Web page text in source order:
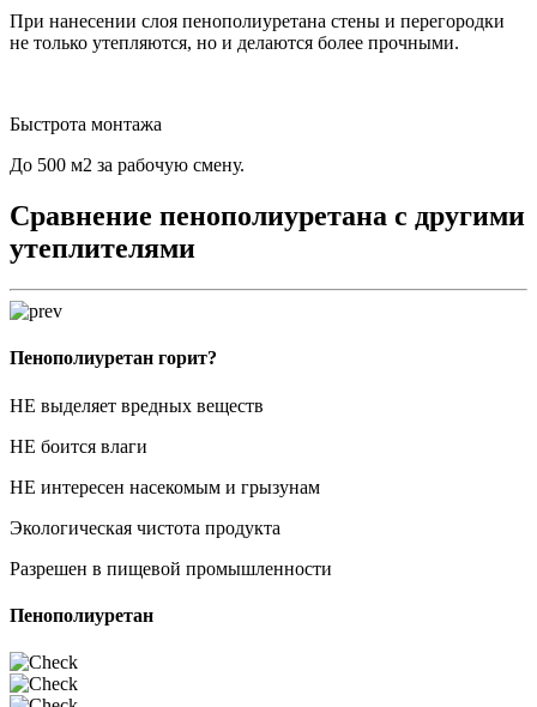
При нанесении слоя пенополиуретана стены и перегородки
не только утепляются, но и делаются более прочными.
Быстрота монтажа
До 500 м2 за рабочую смену.
Сравнение пенополиуретана с другими
утеплителями
Пенополиуретан горит?
НЕ выделяет вредных веществ
НЕ боится влаги
НЕ интересен насекомым и грызунам
Экологическая чистота продукта
Разрешен в пищевой промышленности
Пенополиуретан